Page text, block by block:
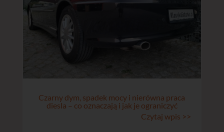
Czarny dym, spadek mocy i nierówna praca
diesla – co oznaczają i jak je ograniczyć
Czytaj wpis >>